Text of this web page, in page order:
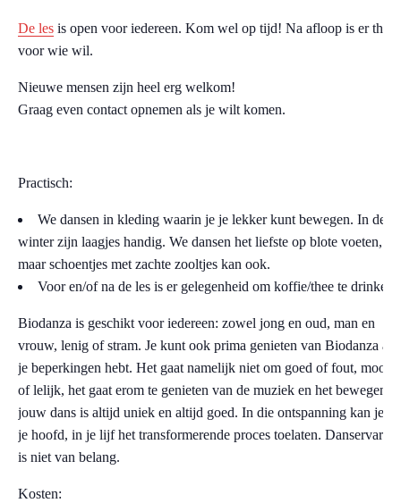
De les is open voor iedereen. Kom wel op tijd! Na afloop is er thee
voor wie wil.
Nieuwe mensen zijn heel erg welkom!
Graag even contact opnemen als je wilt komen.
Practisch:
We dansen in kleding waarin je je lekker kunt bewegen. In de
winter zijn laagjes handig. We dansen het liefste op blote voeten,
maar schoentjes met zachte zooltjes kan ook.
Voor en/of na de les is er gelegenheid om koffie/thee te drinken.
Biodanza is geschikt voor iedereen: zowel jong en oud, man en
vrouw, lenig of stram. Je kunt ook prima genieten van Biodanza als
je beperkingen hebt. Het gaat namelijk niet om goed of fout, mooi
of lelijk, het gaat erom te genieten van de muziek en het bewegen,
jouw dans is altijd uniek en altijd goed. In die ontspanning kan je uit
je hoofd, in je lijf het transformerende proces toelaten. Danservaring
is niet van belang.
Kosten: